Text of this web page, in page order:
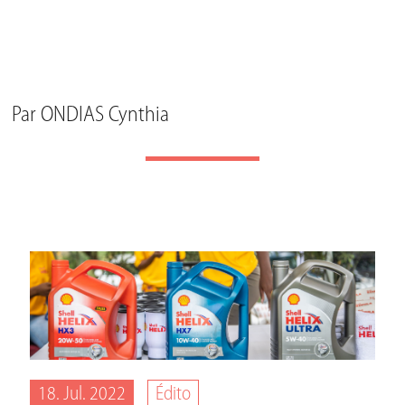
ParONDIAS Cynthia
18. Jul. 2022 Édito